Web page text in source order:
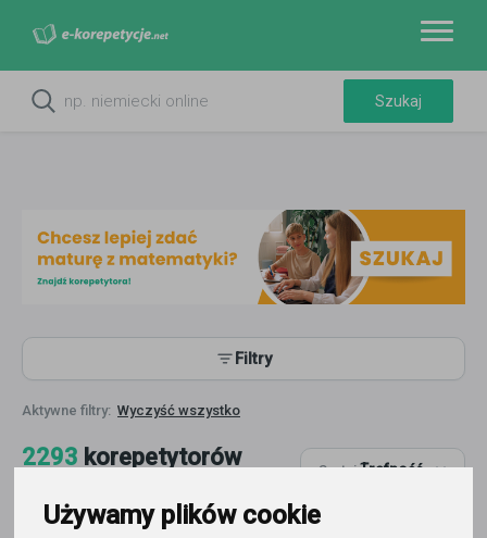
Używamy plików cookie
Filtry
Wyczyść wszystko
2293 korepetytorów Sortuj:Trafność